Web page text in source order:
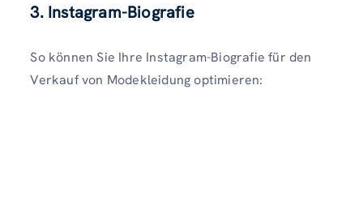
3. Instagram-Biografie
So können Sie Ihre Instagram-Biografie für den
Verkauf von Modekleidung optimieren: